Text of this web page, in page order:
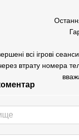
всі ігрові
втрату номера